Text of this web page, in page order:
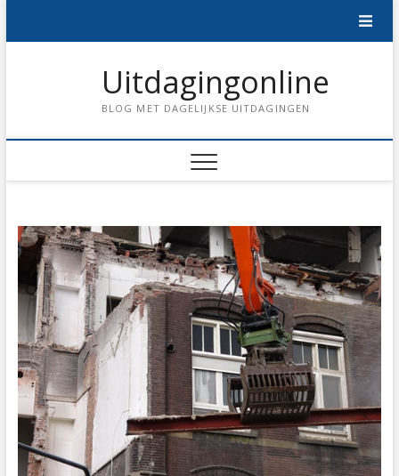
Uitdagingonline
BLOG MET DAGELIJKSE UITDAGINGEN